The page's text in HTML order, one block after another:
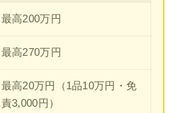
最高200万円
最高270万円
最高20万円（1品10万円・免
責3,000円）